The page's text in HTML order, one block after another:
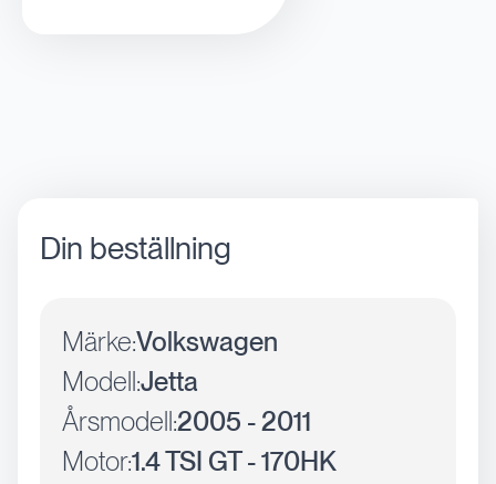
Din beställning
Märke:Volkswagen
Modell:Jetta
Årsmodell:2005 - 2011
Motor:1.4 TSI GT - 170HK